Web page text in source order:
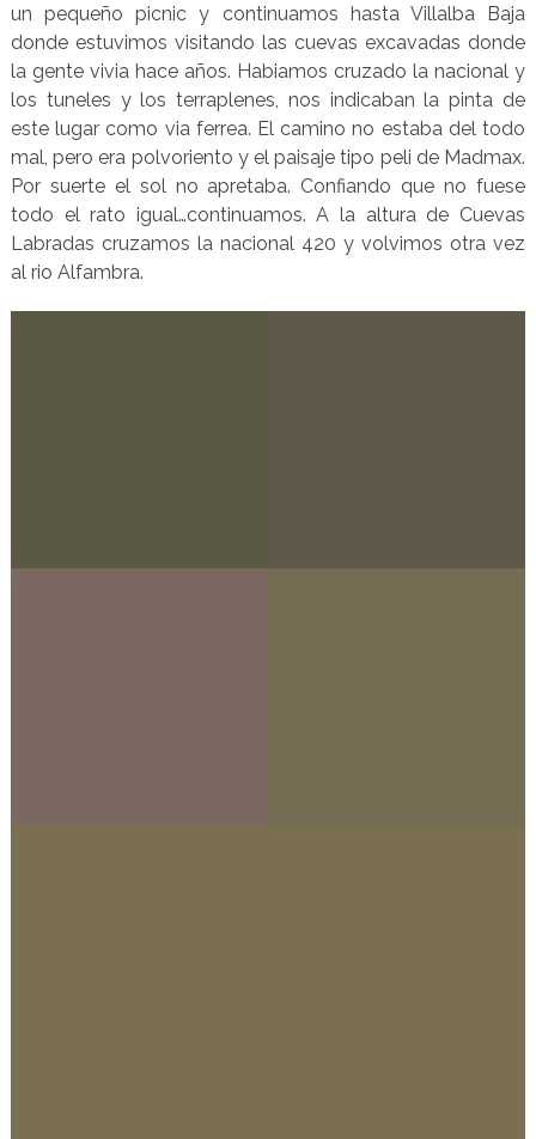
un pequeño picnic y continuamos hasta Villalba Baja
donde estuvimos visitando las cuevas excavadas donde
la gente vivia hace años. Habiamos cruzado la nacional y
los tuneles y los terraplenes, nos indicaban la pinta de
este lugar como via ferrea. El camino no estaba del todo
mal, pero era polvoriento y el paisaje tipo peli de Madmax.
Por suerte el sol no apretaba. Confiando que no fuese
todo el rato igual…continuamos. A la altura de Cuevas
Labradas cruzamos la nacional 420 y volvimos otra vez
al rio Alfambra.